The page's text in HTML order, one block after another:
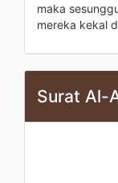
maka
mereka kekal
Surat Al-